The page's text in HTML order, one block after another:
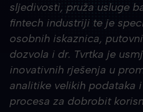
sljedivosti, pruža usluge
fintech industriji te je
osobnih iskaznica,
dozvola i dr. Tvrtka je
inovativnih rješenja u
analitike velikih podataka
procesa za dobrobit